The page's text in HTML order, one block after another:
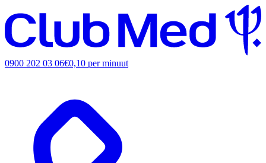
0900 202 03 06€0,10 per minuut